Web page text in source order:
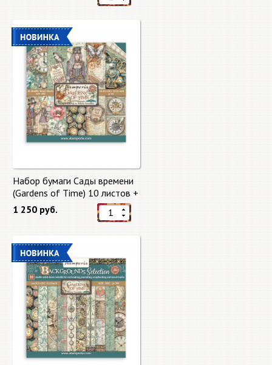
Набор бумаги Сады времени
(Gardens of Time) 10 листов +
бонус от Stamperia
1 250 руб.